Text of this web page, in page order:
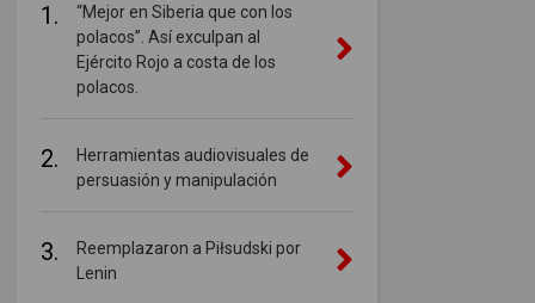
1.
“Mejor en Siberia que con los
polacos”. Así exculpan al
Ejército Rojo a costa de los
polacos.
2.
Herramientas audiovisuales de
persuasión y manipulación
3.
Reemplazaron a Piłsudski por
Lenin